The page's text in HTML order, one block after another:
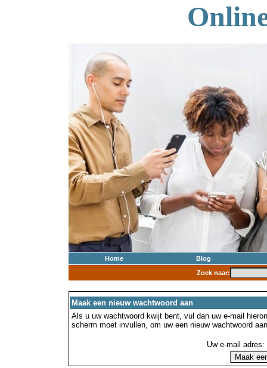
Home
Blog
Zoek naar:
Maak een nieuw wachtwoord aan
Als u uw wachtwoord kwijt bent, vul dan uw e-mail
scherm moet invullen, om uw een nieuw wachtwoord
Uw e-mail adres: